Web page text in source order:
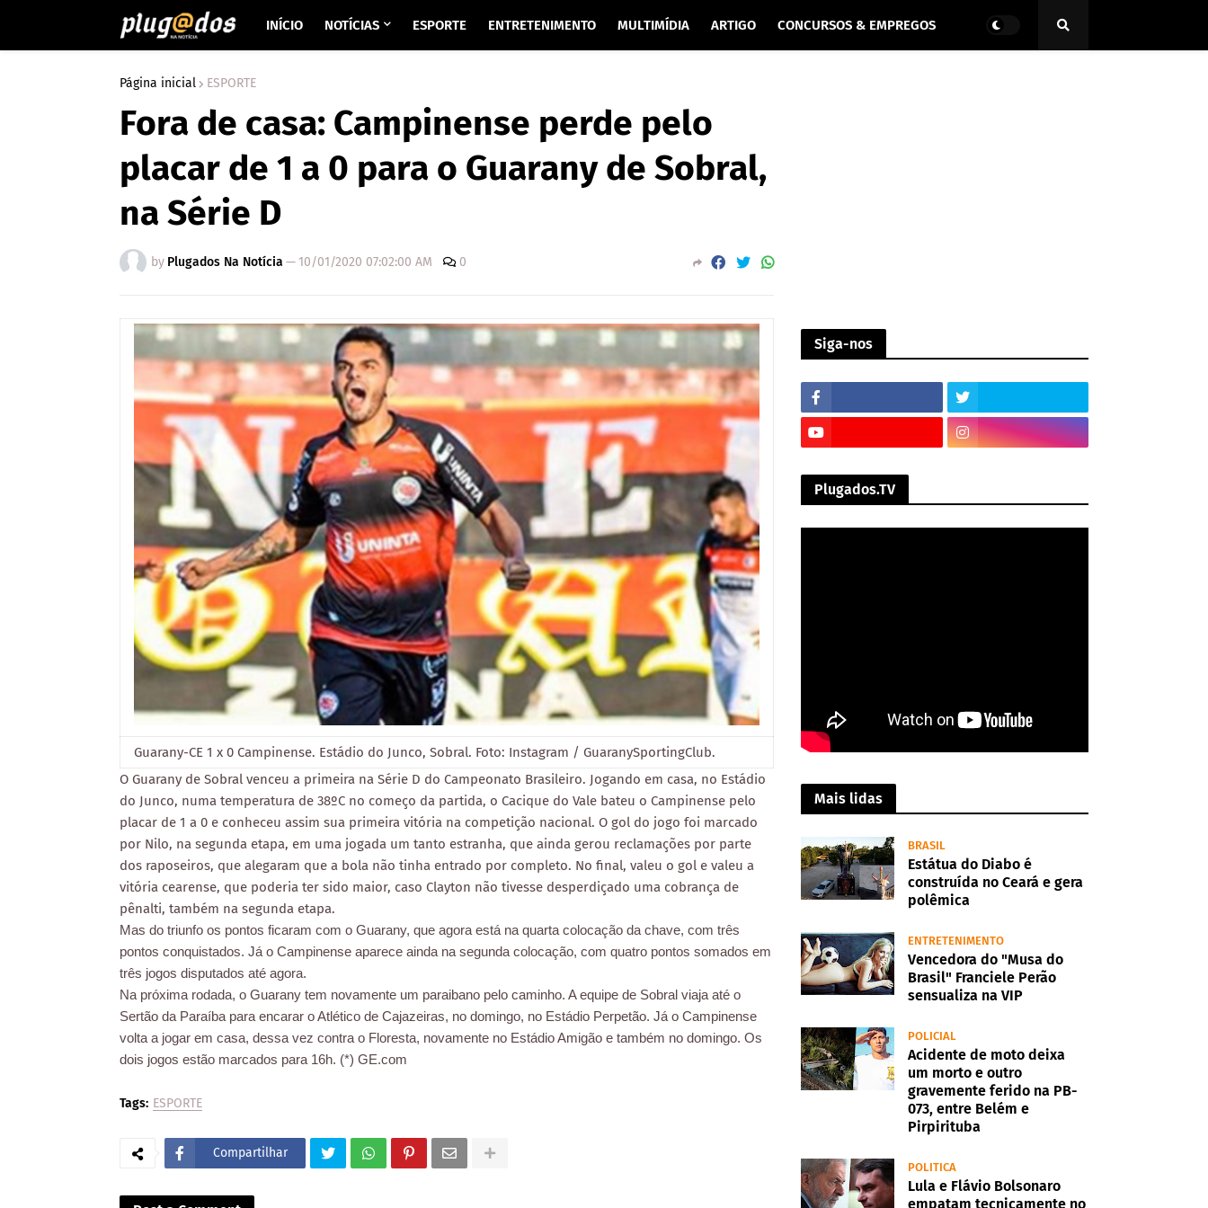
INÍCIO NOTÍCIAS ESPORTE ENTRETENIMENTO MULTIMÍDIA ARTIGO CONCURSOS & EMPREGOS
Página inicial ESPORTE
Fora de casa: Campinense perde pelo
placar de 1 a 0 para o Guarany de Sobral,
na Série D
by Plugados Na Notícia — 10/01/2020 07:02:00 AM 0
Guarany-CE 1 x 0 Campinense. Estádio do Junco, Sobral. Foto: Instagram / GuaranySportingClub.
O Guarany de Sobral venceu a primeira na Série D do Campeonato Brasileiro. Jogando em casa, no Estádio
do Junco, numa temperatura de 38ºC no começo da partida, o Cacique do Vale bateu o Campinense pelo
placar de 1 a 0 e conheceu assim sua primeira vitória na competição nacional. O gol do jogo foi marcado
por Nilo, na segunda etapa, em uma jogada um tanto estranha, que ainda gerou reclamações por parte
dos raposeiros, que alegaram que a bola não tinha entrado por completo. No final, valeu o gol e valeu a
vitória cearense, que poderia ter sido maior, caso Clayton não tivesse desperdiçado uma cobrança de
pênalti, também na segunda etapa.
Mas do triunfo os pontos ficaram com o Guarany, que agora está na quarta colocação da chave, com três
pontos conquistados. Já o Campinense aparece ainda na segunda colocação, com quatro pontos somados em
três jogos disputados até agora.
Na próxima rodada, o Guarany tem novamente um paraibano pelo caminho. A equipe de Sobral viaja até o
Sertão da Paraíba para encarar o Atlético de Cajazeiras, no domingo, no Estádio Perpetão. Já o Campinense
volta a jogar em casa, dessa vez contra o Floresta, novamente no Estádio Amigão e também no domingo. Os
dois jogos estão marcados para 16h. (*) GE.com
Tags: ESPORTE
Compartilhar
Siga-nos
Plugados.TV
Mais lidas
BRASIL
Estátua do Diabo é
construída no Ceará e gera
polêmica
ENTRETENIMENTO
Vencedora do "Musa do
Brasil" Franciele Perão
sensualiza na VIP
POLICIAL
Acidente de moto deixa
um morto e outro
gravemente ferido na PB-
073, entre Belém e
Pirpirituba
POLITICA
Lula e Flávio Bolsonaro
empatam tecnicamente no